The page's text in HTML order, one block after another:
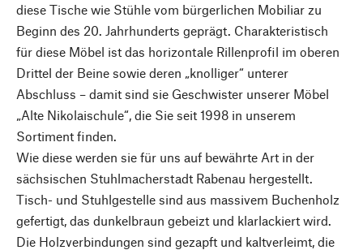
diese Tische wie Stühle vom bürgerlichen Mobiliar zu
Beginn des 20. Jahrhunderts geprägt. Charakteristisch
für diese Möbel ist das horizontale Rillenprofil im oberen
Drittel der Beine sowie deren „knolliger“ unterer
Abschluss – damit sind sie Geschwister unserer Möbel
„Alte Nikolaischule“, die Sie seit 1998 in unserem
Sortiment finden.
Wie diese werden sie für uns auf bewährte Art in der
sächsischen Stuhlmacherstadt Rabenau hergestellt.
Tisch- und Stuhlgestelle sind aus massivem Buchenholz
gefertigt, das dunkelbraun gebeizt und klarlackiert wird.
Die Holzverbindungen sind gezapft und kaltverleimt, die